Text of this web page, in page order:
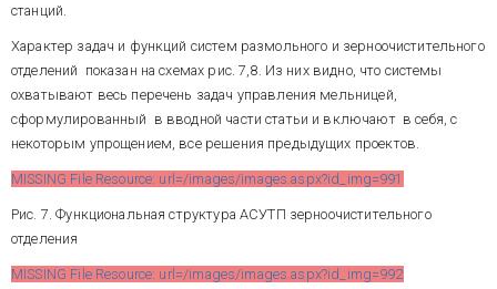
(релиз 15). Для обмена с
"Тензо-М" используется
драйвер производства
"АдАстра". Исполнительные
системы – МРВ SCADA TRACE
MODE 5 на 512 каналов каждый.
В настоящее время обе системы
находятся в стадии монтажа на
мельнице в пос. Ленино
Липецкой обл., ввод в действие
запланирован в 1 кв. 2005 г.
Ожидаемый срок окупаемости
, численность сменного
персонала сократится в 3 раза.
MISSING File Resource:
id_img=996
Рис. 12. Структурная схема ПТК
ЗАКЛЮЧЕНИЕ
станций.
Характер задач и функций систем размольного и зерноочистительного
отделений показан на схемах рис. 7,8. Из них видно, что системы
охватывают весь перечень задач управления мельницей,
сформулированный в вводной части статьи и включают в себя, с
некоторым упрощением, все решения предыдущих проектов.
MISSING File Resource: url=/images/images.aspx?id_img=991
Рис. 7. Функциональная структура АСУТП зерноочистительного
отделения
MISSING File Resource: url=/images/images.aspx?id_img=992